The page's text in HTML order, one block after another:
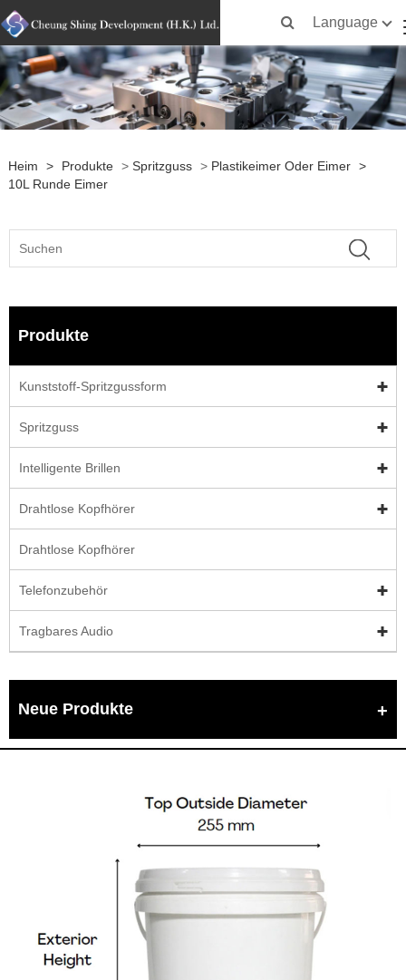
Language
Heim > Produkte > Spritzguss > Plastikeimer Oder Eimer >
10L Runde Eimer
Produkte
Kunststoff-Spritzgussform
Spritzguss
Intelligente Brillen
Drahtlose Kopfhörer
Drahtlose Kopfhörer
Telefonzubehör
Tragbares Audio
Neue Produkte